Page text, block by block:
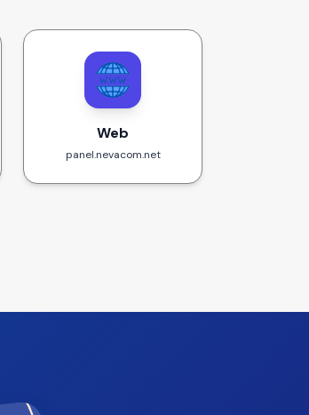
Web
panel.nevacom.net